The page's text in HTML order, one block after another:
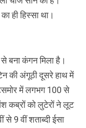
ही हिस्सा था।
बना कंगन मिला है।
की अंगूठी दूसरे हाथ में
में लगभग 100 से
कब्रों को लुटेरों ने लूट
9 वीं शताब्दी ईसा